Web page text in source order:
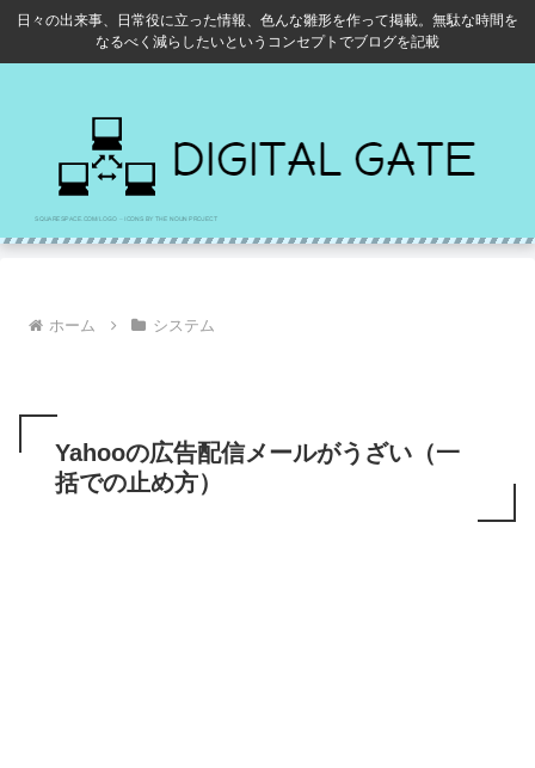
日々の出来事、日常役に立った情報、色んな雛形を作って掲載。無駄な時間を
なるべく減らしたいというコンセプトでブログを記載
ホーム システム
Yahooの広告配信メールがうざい（一
括での止め方）